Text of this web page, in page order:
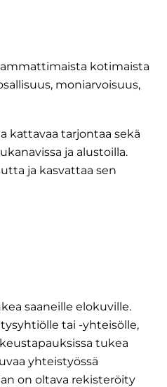
kotimaista
moniarvoisuus,
kattavaa tarjontaa sekä
ja alustoilla.
ja kasvattaa sen
saaneille elokuville.
tai -yhteisölle,
tukea
yhteistyössä
on oltava rekisteröity